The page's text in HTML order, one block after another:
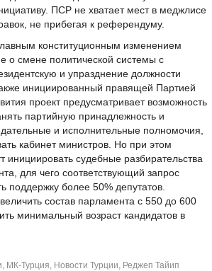
ПСР не хватает мест в меджлисе
не прибегая к референдуму.
конституционным изменением
о смене политической системы с
и упразднение должности
инициированный правящей Партией
проект предусматривает возможность
партийную принадлежность и
и исполнительные полномочия,
кабинет министров. Но при этом
инициировать судебные разбирательства
для чего соответствующий запрос
поддержку более 50% депутатов.
состав парламента с 550 до 600
минимальный возраст кандидатов в
, МК-Турция, Новости Турции, Реджеп Тайип